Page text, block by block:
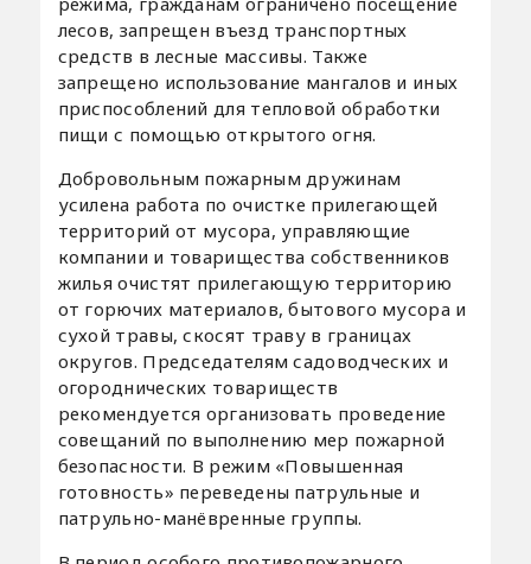
лесов, запрещен въезд транспортных
средств в лесные массивы. Также
запрещено использование мангалов и иных
приспособлений для тепловой обработки
пищи с помощью открытого огня.
Добровольным пожарным дружинам
усилена работа по очистке прилегающей
территорий от мусора, управляющие
компании и товарищества собственников
жилья очистят прилегающую территорию
от горючих материалов, бытового мусора и
сухой травы, скосят траву в границах
округов. Председателям садоводческих и
огороднических товариществ
рекомендуется организовать проведение
совещаний по выполнению мер пожарной
безопасности. В режим «Повышенная
готовность» переведены патрульные и
патрульно-манёвренные группы.